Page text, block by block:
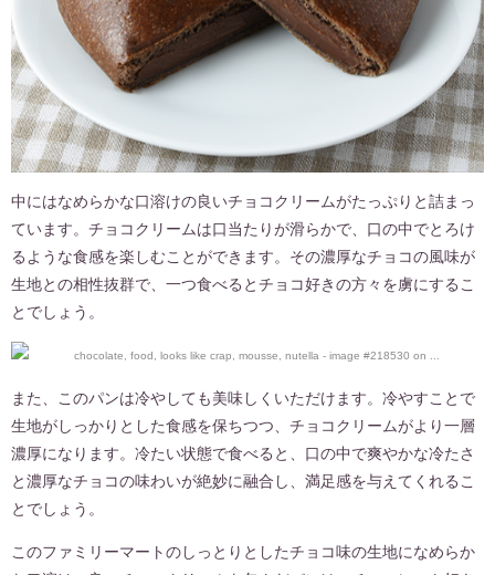
中にはなめらかな口溶けの良いチョコクリームがたっぷりと詰まっ
ています。チョコクリームは口当たりが滑らかで、口の中でとろけ
るような食感を楽しむことができます。その濃厚なチョコの風味が
生地との相性抜群で、一つ食べるとチョコ好きの方々を虜にするこ
とでしょう。
また、このパンは冷やしても美味しくいただけます。冷やすことで
生地がしっかりとした食感を保ちつつ、チョコクリームがより一層
濃厚になります。冷たい状態で食べると、口の中で爽やかな冷たさ
と濃厚なチョコの味わいが絶妙に融合し、満足感を与えてくれるこ
とでしょう。
このファミリーマートのしっとりとしたチョコ味の生地になめらか